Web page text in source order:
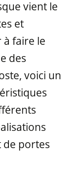
vient le
et
faire le
des
voici un
de portes